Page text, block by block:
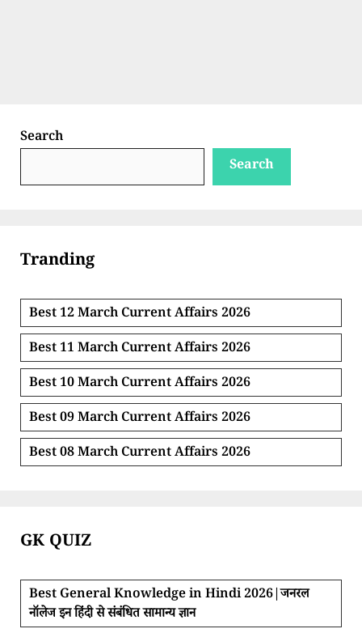
Search
Search
Tranding
Best 12 March Current Affairs 2026
Best 11 March Current Affairs 2026
Best 10 March Current Affairs 2026
Best 09 March Current Affairs 2026
Best 08 March Current Affairs 2026
GK QUIZ
Best General Knowledge in Hindi 2026|जनरल
नॉलेज इन हिंदी से संबंधित सामान्य ज्ञान